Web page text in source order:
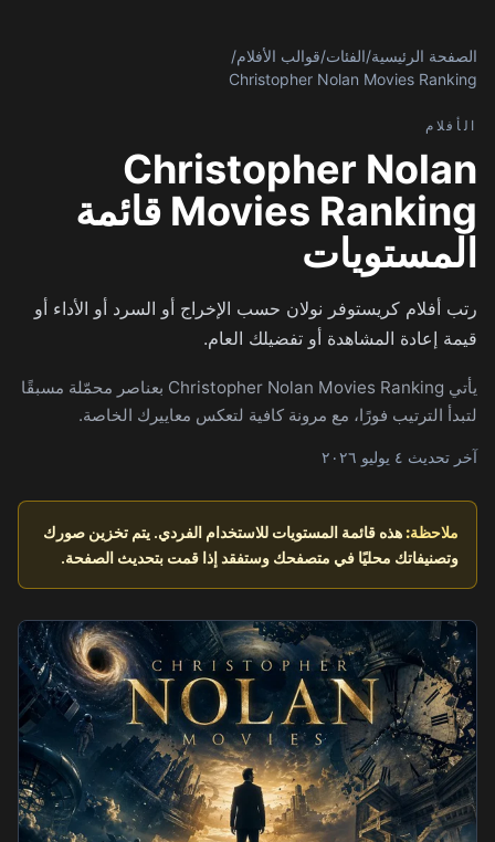
الصفحة الرئيسية/الفئات/قوالب الأفلام/
Christopher Nolan Movies Ranking
الأفلام
Christopher Nolan
Movies Ranking قائمة
المستويات
رتب أفلام كريستوفر نولان حسب الإخراج أو السرد أو الأداء أو
قيمة إعادة المشاهدة أو تفضيلك العام.
يأتي Christopher Nolan Movies Ranking بعناصر محمّلة مسبقًا
لتبدأ الترتيب فورًا، مع مرونة كافية لتعكس معاييرك الخاصة.
آخر تحديث ٤ يوليو ٢٠٢٦
ملاحظة: هذه قائمة المستويات للاستخدام الفردي. يتم تخزين صورك
وتصنيفاتك محليًا في متصفحك وستفقد إذا قمت بتحديث الصفحة.